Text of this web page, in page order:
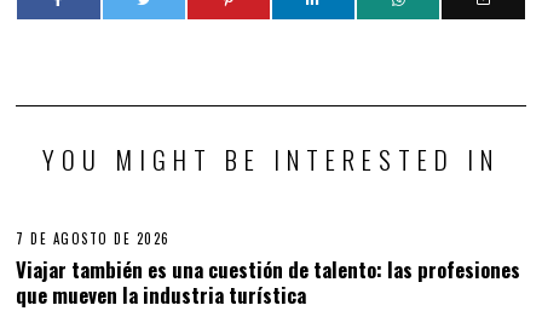
YOU MIGHT BE INTERESTED IN
7 DE AGOSTO DE 2026
Viajar también es una cuestión de talento: las profesiones
que mueven la industria turística